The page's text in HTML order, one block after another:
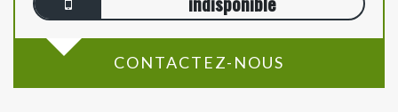
CONTACTEZ-NOUS